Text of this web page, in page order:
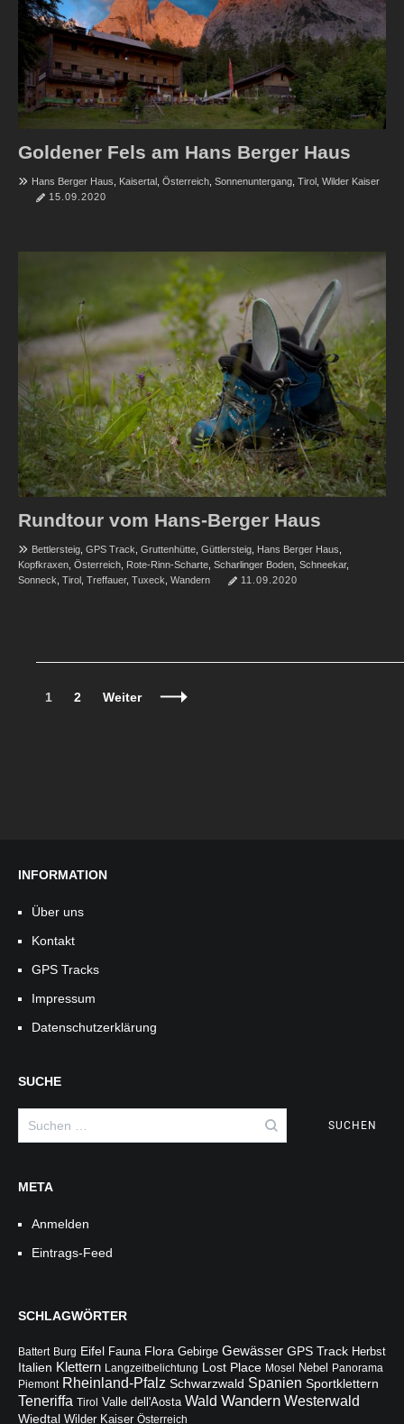
Goldener Fels am Hans Berger Haus
Hans Berger Haus Kaisertal Österreich Sonnenuntergang Tirol Wilder Kaiser
15.09.2020
Rundtour vom Hans-Berger Haus
Bettlersteig GPS Track Gruttenhütte Güttlersteig Hans Berger Haus
Kopfkraxen Österreich Rote-Rinn-Scharte Scharlinger Boden Schneekar,
Sonneck Tirol Treffauer, Tuxeck Wandern 11.09.2020
Beitragsnavigation
Seite
1 Seite
2 Weiter
INFORMATION
Über uns
Kontakt
GPS Tracks
Impressum
Datenschutzerklärung
SUCHE
nach:
META
Anmelden
Eintrags-Feed
SCHLAGWÖRTER
Battert Burg Eifel Fauna Flora Gebirge Gewässer GPS Track Herbst
Italien Klettern Langzeitbelichtung Lost Place Mosel Nebel
Panorama
Piemont Rheinland-Pfalz Schwarzwald Spanien Sportklettern
Teneriffa Tirol Valle dell'Aosta Wald Wandern Westerwald
Wiedtal Wilder Kaiser Österreich